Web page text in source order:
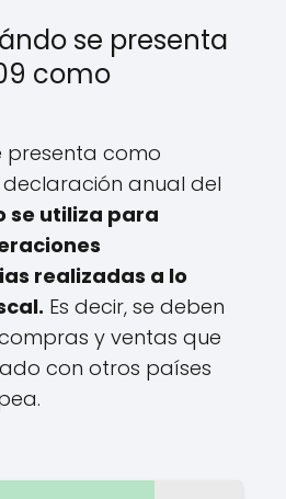
se presenta
como
presenta como
anual del
se utiliza para
realizadas a lo
Es decir, se deben
y ventas que
con otros países